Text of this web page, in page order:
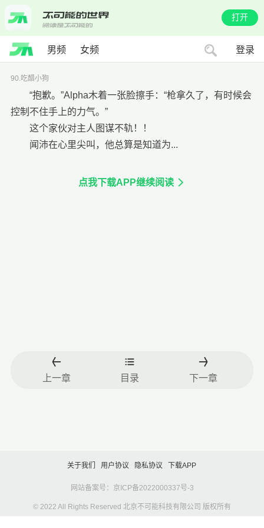
打开
男频 女频 登录
90.吃醋小狗
“抱歉。”Alpha木着一张脸擦手：“枪拿久了，有时候会
控制不住手上的力气。”
这个家伙对主人图谋不轨！！
闻沛在心里尖叫，他总算是知道为...
点我下载APP继续阅读
上一章 目录 下一章
关于我们 用户协议 隐私协议 下载APP
网站备案号：京ICP备2022000337号-3
© 2022 All Rights Reserved 北京不可能科技有限公司 版权所有